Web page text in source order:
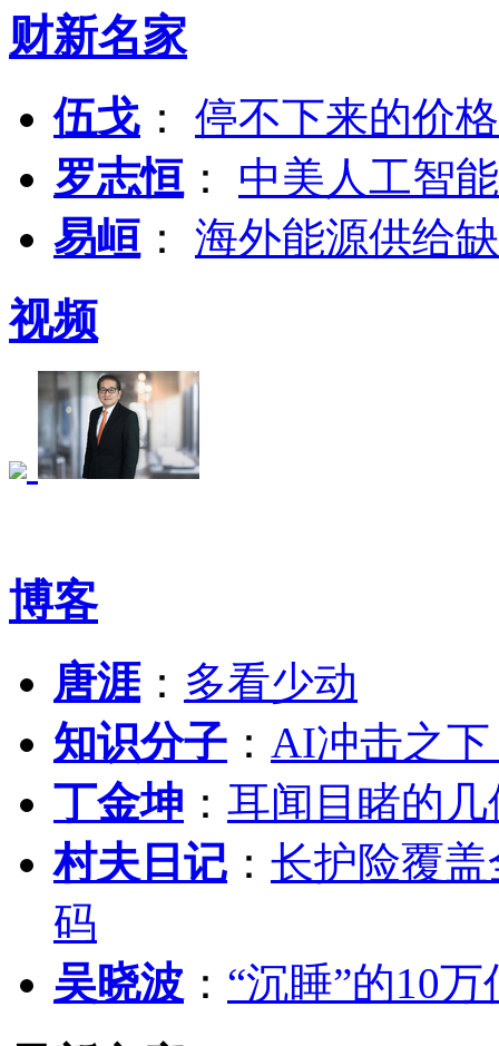
财新名家
伍戈 ： 停不下来的价
罗志恒 ： 中美人工智
易峘 ： 海外能源供给
视频
博客
唐涯： 多看少动
知识分子 ： AI冲击之
丁金坤 ： 耳闻目睹的
村夫日记 ： 长护险覆
码
吴晓波 ： “沉睡”的10